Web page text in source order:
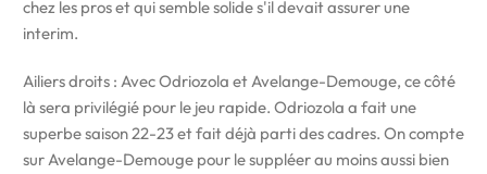
chez les pros et qui semble solide s'il devait assurer une
interim.
Ailiers droits : Avec Odriozola et Avelange-Demouge, ce côté
là sera privilégié pour le jeu rapide. Odriozola a fait une
superbe saison 22-23 et fait déjà parti des cadres. On compte
sur Avelange-Demouge pour le suppléer au moins aussi bien